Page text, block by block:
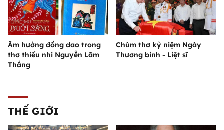
Âm hưởng đồng dao trong
thơ thiếu nhi Nguyễn Lãm
Thắng
Chùm thơ kỷ niệm Ngày
Thương binh - Liệt sĩ
THẾ GIỚI